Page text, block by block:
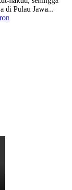
di Pulau Jawa...